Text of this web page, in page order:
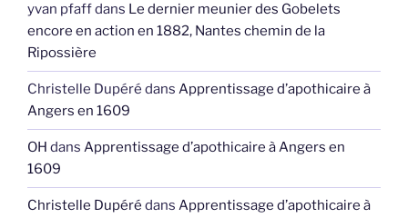
yvan pfaffdans Le dernier meunier des Gobelets
encore en action en 1882, Nantes chemin de la
Ripossière
Christelle Dupéré dans Apprentissage d’apothicaire à
Angers en 1609
OH dans Apprentissage d’apothicaire à Angers en
1609
Christelle Dupéré dans Apprentissage d’apothicaire à